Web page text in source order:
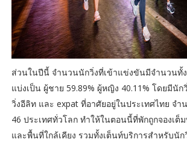
ส่วนในปีนี้ จำนวนนักวิ่งที่เข้าแข่งขันมีจำนวนทั้
แบ่งเป็น ผู้ชาย 59.89% ผู้หญิง 40.11% โดยมีนั
วิ่งอีลิท และ expat ที่อาศัยอยู่ในประเทศไทย จำ
46 ประเทศทั่วโลก ทำให้ในตอนนี้ที่พักถูกจองเต็
และพื้นที่ใกล้เคียง รวมทั้งเต็นท์บริการสำหรับนั